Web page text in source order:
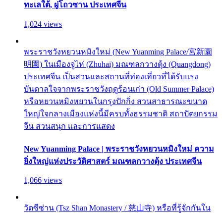
ทะเลใต้, ผู่โถวซาน ประเทศจีน
1,024 views
พระราชวังหยวนหมิงใหม่ (New Yuanming Palace/宮新園
明園) ในเมืองจูไห่ (Zhuhai) มณฑลกวางตุ้ง (Quangdong)
ประเทศจีน เป็นสวนและสถานที่ท่องเที่ยวที่ได้รับแรง
บันดาลใจจากพระราชวังฤดูร้อนเก่า (Old Summer Palace)
หรือหยวนหมิงหยวนในกรุงปักกิ่ง สวนสาธารณะขนาด
ใหญ่ใจกลางเมืองแห่งนี้มีครบทั้งธรรมชาติ สถาปัตยกรรม
จีน สวนสนุก และการแสดง
New Yuanming Palace | พระราชวังหยวนหมิงใหม่ ความ
ยิ่งใหญ่แห่งประวัติศาสตร์ มณฑลกวางตุ้ง ประเทศจีน
1,066 views
วัดซีซ่าน (Tsz Shan Monastery / 慈山寺) หรือที่รู้จักกันใน